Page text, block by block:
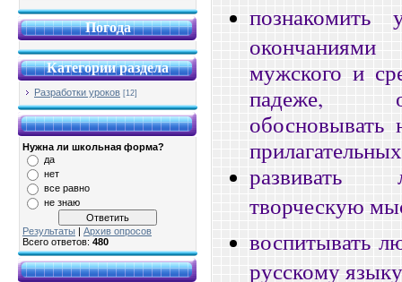
Погода
Категории раздела
Разработки уроков [12]
Нужна ли школьная форма?
да
нет
все равно
не знаю
Результаты | Архив опросов
Всего ответов: 480
познакомить
мужского и
падеже,
обосновывать
развивать
творческую
воспитывать
русскому